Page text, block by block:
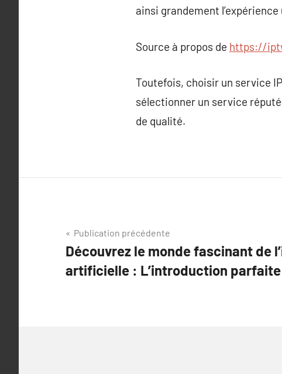
ainsi grandement
Source à propos de https://
Toutefois, choisir un service
sélectionner un service
de qualité.
Navigation
de
l’article
Publication précédente
Découvrez le monde fascinant de
artificielle : L’introduction parfaite